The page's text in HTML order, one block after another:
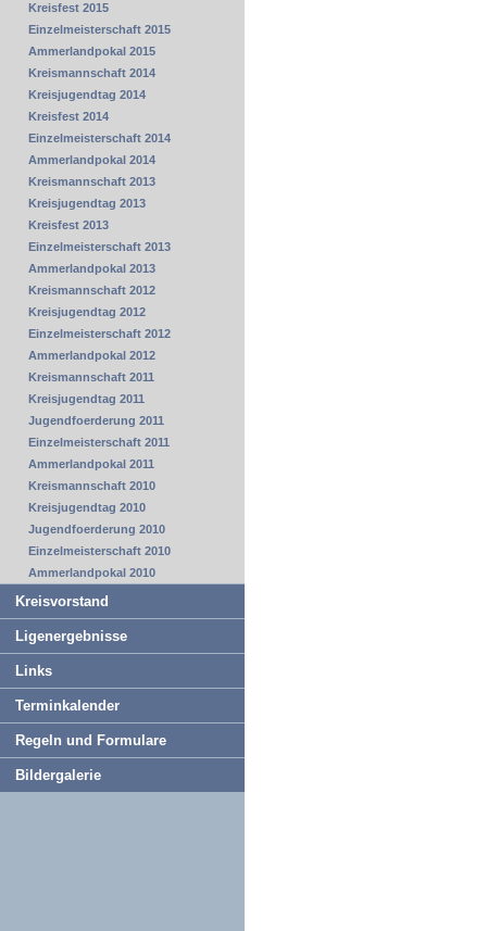
Kreisfest 2015
Einzelmeisterschaft 2015
Ammerlandpokal 2015
Kreismannschaft 2014
Kreisjugendtag 2014
Kreisfest 2014
Einzelmeisterschaft 2014
Ammerlandpokal 2014
Kreismannschaft 2013
Kreisjugendtag 2013
Kreisfest 2013
Einzelmeisterschaft 2013
Ammerlandpokal 2013
Kreismannschaft 2012
Kreisjugendtag 2012
Einzelmeisterschaft 2012
Ammerlandpokal 2012
Kreismannschaft 2011
Kreisjugendtag 2011
Jugendfoerderung 2011
Einzelmeisterschaft 2011
Ammerlandpokal 2011
Kreismannschaft 2010
Kreisjugendtag 2010
Jugendfoerderung 2010
Einzelmeisterschaft 2010
Ammerlandpokal 2010
Kreisvorstand
Ligenergebnisse
Links
Terminkalender
Regeln und Formulare
Bildergalerie